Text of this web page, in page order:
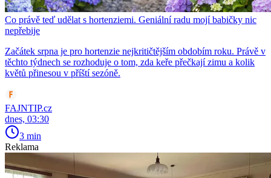
Co právě teď udělat s hortenziemi. Geniální radu mojí babičky nic
nepřebije
Začátek srpna je pro hortenzie nejkritičtějším obdobím roku. Právě v
těchto týdnech se rozhoduje o tom, zda keře přečkají zimu a kolik
květů přinesou v příští sezóně.
FAJNTIP.cz
dnes, 03:30
3 min
Reklama